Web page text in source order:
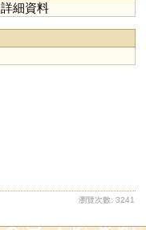
詳細資料
瀏覽次數: 3241